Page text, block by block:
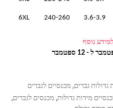
3.6-3.9
240-260
6XL
נוסף
גדולות גברים, מכנסיים לגברים
מידות גדולות, מכנסים לגברים,